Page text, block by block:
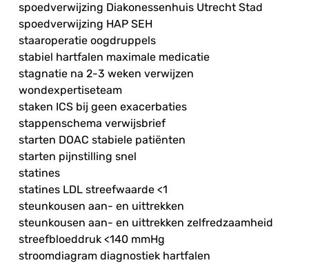
spoedverwijzing Diakonessenhuis Utrecht Stad
spoedverwijzing HAP SEH
staaroperatie oogdruppels
stabiel hartfalen maximale medicatie
stagnatie na 2-3 weken verwijzen
wondexpertiseteam
staken ICS bij geen exacerbaties
stappenschema verwijsbrief
starten DOAC stabiele patiënten
starten pijnstilling snel
statines
statines LDL streefwaarde <1
steunkousen aan- en uittrekken
steunkousen aan- en uittrekken zelfredzaamheid
streefbloeddruk <140 mmHg
stroomdiagram diagnostiek hartfalen